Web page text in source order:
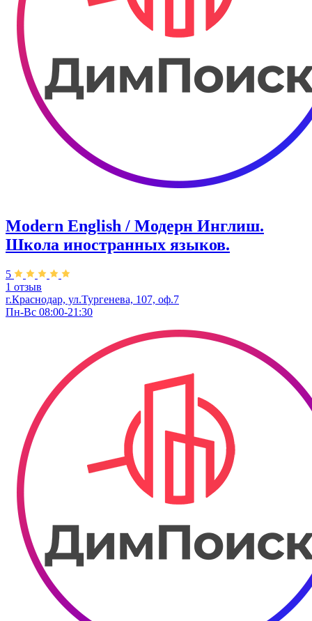
Modern English / Модерн Инглиш.
Школа иностранных языков.
5
1 отзыв
г.Краснодар, ул.Тургенева, 107, оф.7
Пн-Вс 08:00-21:30